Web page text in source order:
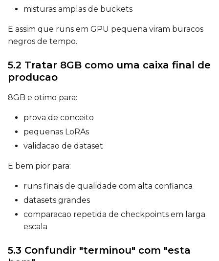
misturas amplas de buckets
E assim que runs em GPU pequena viram buracos
negros de tempo.
5.2 Tratar 8GB como uma caixa final de
producao
8GB e otimo para:
prova de conceito
pequenas LoRAs
validacao de dataset
E bem pior para:
runs finais de qualidade com alta confianca
datasets grandes
comparacao repetida de checkpoints em larga
escala
5.3 Confundir "terminou" com "esta